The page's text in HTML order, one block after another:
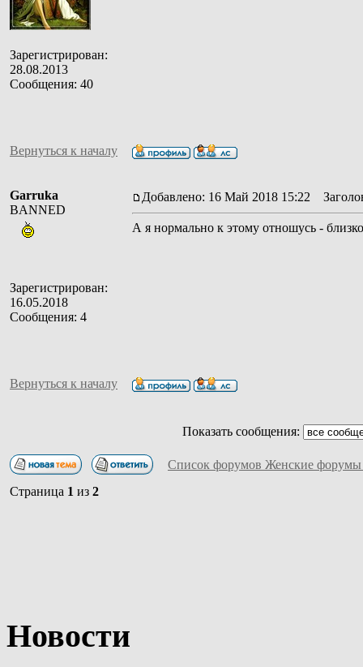
Зарегистрирован:
28.08.2013
Сообщения: 40
Вернуться к началу
Garruka
BANNED
Зарегистрирован:
16.05.2018
Сообщения: 4
Добавлено: 16 Май 2018 15:22
А я нормально к этому отношусь -
Вернуться к началу
Показать сообщения:
Список форумов Женские форумы
Страница 1 из 2
Новости